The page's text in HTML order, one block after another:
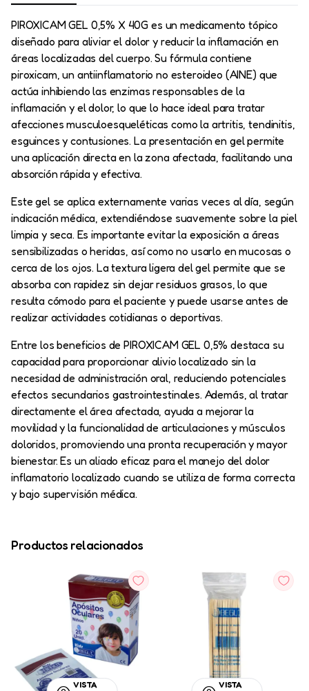
PIROXICAM GEL 0,5% X 40G es un medicamento tópico
diseñado para aliviar el dolor y reducir la inflamación en
áreas localizadas del cuerpo. Su fórmula contiene
piroxicam, un antiinflamatorio no esteroideo (AINE) que
actúa inhibiendo las enzimas responsables de la
inflamación y el dolor, lo que lo hace ideal para tratar
afecciones musculoesqueléticas como la artritis, tendinitis,
esguinces y contusiones. La presentación en gel permite
una aplicación directa en la zona afectada, facilitando una
absorción rápida y efectiva.
Este gel se aplica externamente varias veces al día, según
indicación médica, extendiéndose suavemente sobre la piel
limpia y seca. Es importante evitar la exposición a áreas
sensibilizadas o heridas, así como no usarlo en mucosas o
cerca de los ojos. La textura ligera del gel permite que se
absorba con rapidez sin dejar residuos grasos, lo que
resulta cómodo para el paciente y puede usarse antes de
realizar actividades cotidianas o deportivas.
Entre los beneficios de PIROXICAM GEL 0,5% destaca su
capacidad para proporcionar alivio localizado sin la
necesidad de administración oral, reduciendo potenciales
efectos secundarios gastrointestinales. Además, al tratar
directamente el área afectada, ayuda a mejorar la
movilidad y la funcionalidad de articulaciones y músculos
doloridos, promoviendo una pronta recuperación y mayor
bienestar. Es un aliado eficaz para el manejo del dolor
inflamatorio localizado cuando se utiliza de forma correcta
y bajo supervisión médica.
Productos relacionados
VISTA
VISTA